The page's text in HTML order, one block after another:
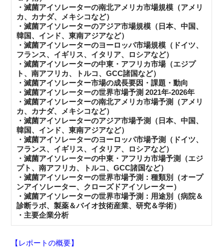
・滅菌アイソレーターの南北アメリカ市場規模（アメリ
カ、カナダ、メキシコなど）
・滅菌アイソレーターのアジア市場規模（日本、中国、
韓国、インド、東南アジアなど）
・滅菌アイソレーターのヨーロッパ市場規模（ドイツ、
フランス、イギリス、イタリア、ロシアなど）
・滅菌アイソレーターの中東・アフリカ市場（エジプ
ト、南アフリカ、トルコ、GCC諸国など）
・滅菌アイソレーター市場の成長要因・課題・動向
・滅菌アイソレーターの世界市場予測 2021年-2026年
・滅菌アイソレーターの南北アメリカ市場予測（アメリ
カ、カナダ、メキシコなど）
・滅菌アイソレーターのアジア市場予測（日本、中国、
韓国、インド、東南アジアなど）
・滅菌アイソレーターのヨーロッパ市場予測（ドイツ、
フランス、イギリス、イタリア、ロシアなど）
・滅菌アイソレーターの中東・アフリカ市場予測（エジ
プト、南アフリカ、トルコ、GCC諸国など）
・滅菌アイソレーターの世界市場予測：種類別（オープ
ンアイソレーター、クローズドアイソレーター）
・滅菌アイソレーターの世界市場予測：用途別（病院＆
診断ラボ、製薬＆バイオ技術産業、研究＆学術）
・主要企業分析
【レポートの概要】